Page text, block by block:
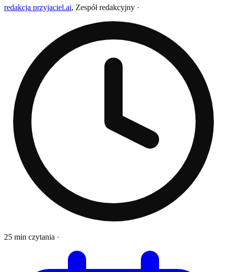
redakcja przyjaciel.ai, Zespół redakcyjny ·
25 min czytania ·